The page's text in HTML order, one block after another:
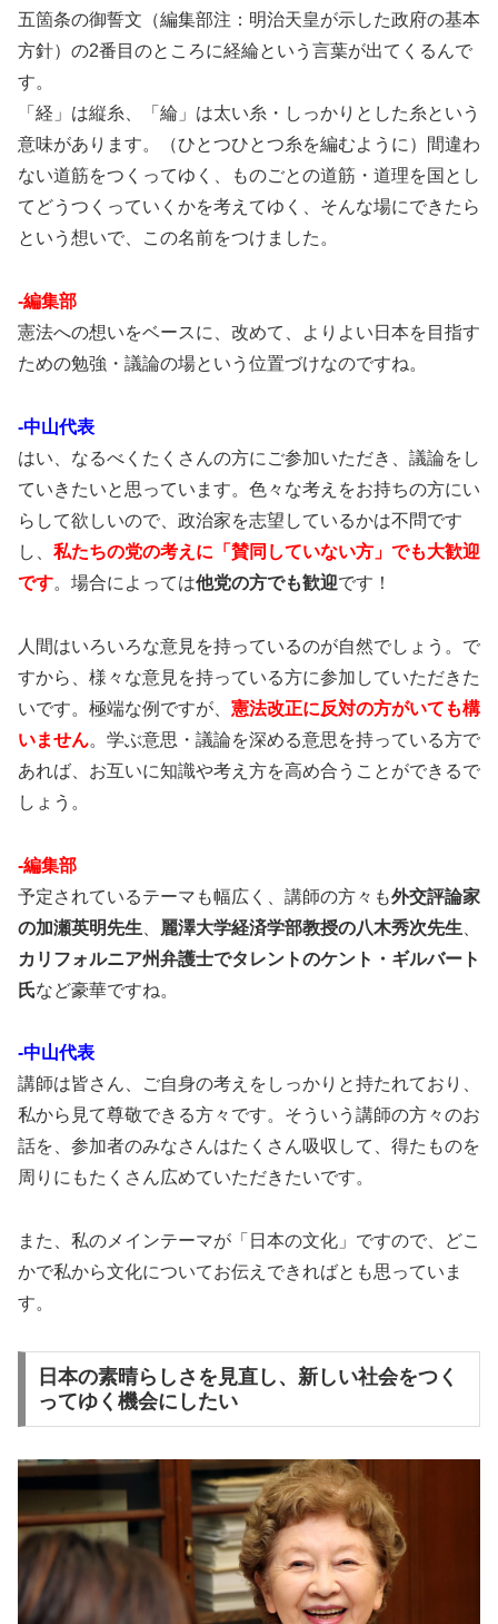
五箇条の御誓文（編集部注：明治天皇が示した政府の基本
方針）の2番目のところに経綸という言葉が出てくるんで
す。
「経」は縦糸、「綸」は太い糸・しっかりとした糸という
意味があります。（ひとつひとつ糸を編むように）間違わ
ない道筋をつくってゆく、ものごとの道筋・道理を国とし
てどうつくっていくかを考えてゆく、そんな場にできたら
という想いで、この名前をつけました。
-編集部
憲法への想いをベースに、改めて、よりよい日本を目指す
ための勉強・議論の場という位置づけなのですね。
-中山代表
はい、なるべくたくさんの方にご参加いただき、議論をし
ていきたいと思っています。色々な考えをお持ちの方にい
らして欲しいので、政治家を志望しているかは不問です
し、 私たちの党の考えに「賛同していない方」でも大歓迎
です。場合によっては他党の方でも歓迎です！
人間はいろいろな意見を持っているのが自然でしょう。で
すから、様々な意見を持っている方に参加していただきた
いです。極端な例ですが、 憲法改正に反対の方がいても構
いません。学ぶ意思・議論を深める意思を持っている方で
あれば、お互いに知識や考え方を高め合うことができるで
しょう。
-編集部
予定されているテーマも幅広く、講師の方々も外交評論家
の加瀬英明先生
麗澤大学経済学部教授の八木秀次先生
カリフォルニア州弁護士でタレントのケント・ギルバート
氏など豪華ですね。
-中山代表
講師は皆さん、ご自身の考えをしっかりと持たれており、
私から見て尊敬できる方々です。そういう講師の方々のお
話を、参加者のみなさんはたくさん吸収して、得たものを
周りにもたくさん広めていただきたいです。
また、私のメインテーマが「日本の文化」ですので、どこ
かで私から文化についてお伝えできればとも思っていま
す。
日本の素晴らしさを見直し、新しい社会をつく
ってゆく機会にしたい